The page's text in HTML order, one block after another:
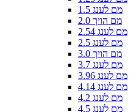
1.5 מם לענג
2.0 מם הויך
2.54 מם לענג
2.5 מם לענג
3.0 מם הויך
3.7 מם לענג
3.96 מם לענג
4.14 מם לענג
4.2 מם לענג
4.5 מם לענג